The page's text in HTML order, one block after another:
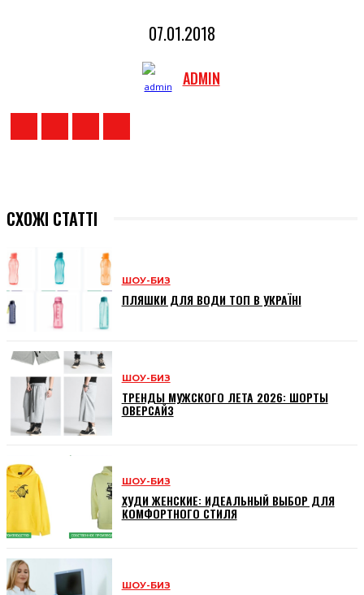
07.01.2018
ADMIN
СХОЖІ СТАТТІ
ШОУ-БИЗ
ПЛЯШКИ ДЛЯ ВОДИ ТОП В УКРАЇНІ
ШОУ-БИЗ
ТРЕНДЫ МУЖСКОГО ЛЕТА 2026: ШОРТЫ
ОВЕРСАЙЗ
ШОУ-БИЗ
ХУДИ ЖЕНСКИЕ: ИДЕАЛЬНЫЙ ВЫБОР ДЛЯ
КОМФОРТНОГО СТИЛЯ
ШОУ-БИЗ